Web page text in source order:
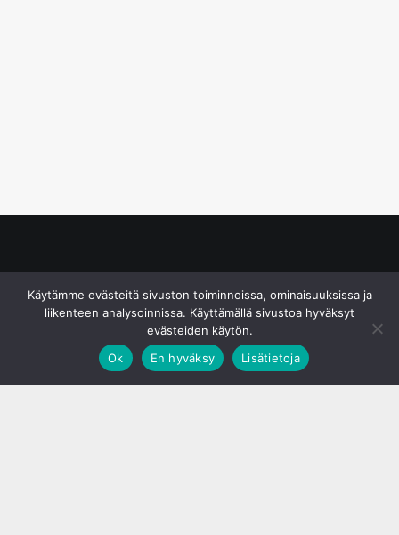
Käytämme evästeitä sivuston toiminnoissa, ominaisuuksissa ja
liikenteen analysoinnissa. Käyttämällä sivustoa hyväksyt
evästeiden käytön.
Ok
En hyväksy Lisätietoja